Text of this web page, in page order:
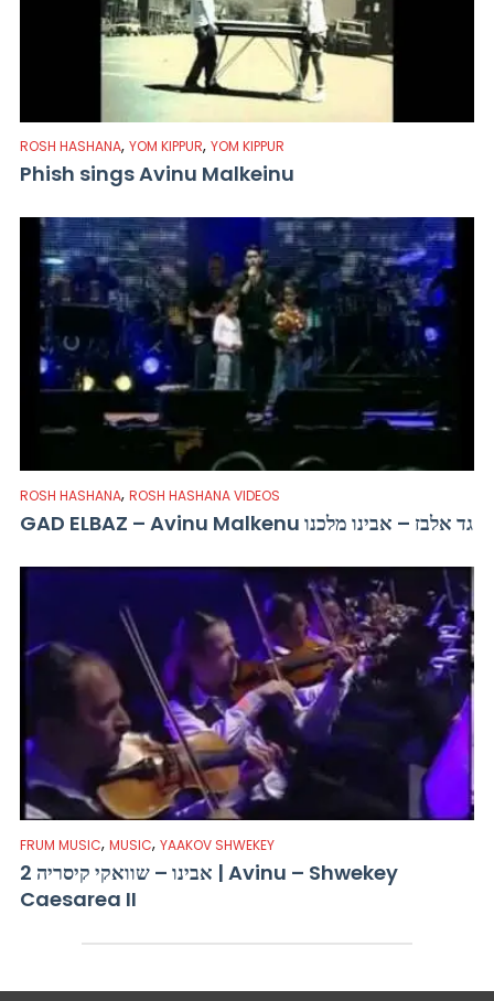
ROSH HASHANA, YOM KIPPUR, YOM KIPPUR
Phish sings Avinu Malkeinu
ROSH HASHANA, ROSH HASHANA VIDEOS
GAD ELBAZ – Avinu Malkenu גד אלבז – אבינו מלכנו
FRUM MUSIC, MUSIC, YAAKOV SHWEKEY
אבינו – שוואקי קיסריה 2 | Avinu – Shwekey
Caesarea II